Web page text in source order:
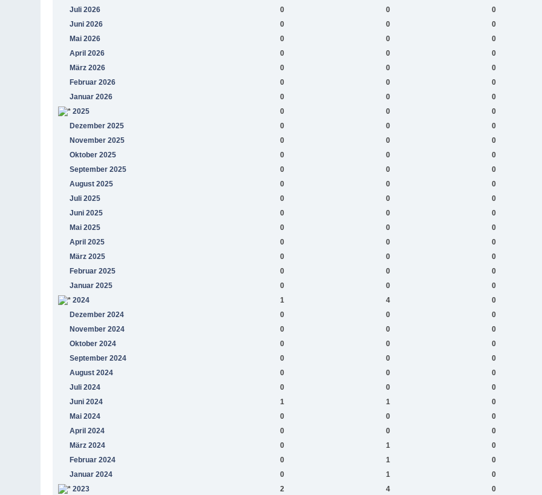
Juli 2026
0 0
0
Juni 2026
0 0
0
Mai 2026
0 0
0
April 2026
0 0
0
März 2026
0 0
0
Februar 2026
0 0
0
Januar 2026
0 0
0
2025
0 0
0
Dezember 2025
0 0
0
November 2025
0 0
0
Oktober 2025
0 0
0
September 2025
0 0
0
August 2025
0 0
0
Juli 2025
0 0
0
Juni 2025
0 0
0
Mai 2025
0 0
0
April 2025
0 0
0
März 2025
0 0
0
Februar 2025
0 0
0
Januar 2025
0 0
0
2024
1 4
0
Dezember 2024
0 0
0
November 2024
0 0
0
Oktober 2024
0 0
0
September 2024
0 0
0
August 2024
0 0
0
Juli 2024
0 0
0
Juni 2024
1 1
0
Mai 2024
0 0
0
April 2024
0 0
0
März 2024
0 1
0
Februar 2024
0 1
0
Januar 2024
0 1
0
2023
2 4
0